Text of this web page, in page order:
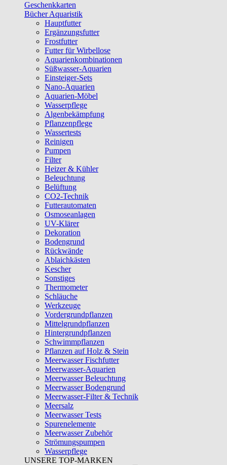
Geschenkkarten
Bücher Aquaristik
Hauptfutter
Ergänzungsfutter
Frostfutter
Futter für Wirbellose
Aquarienkombinationen
Süßwasser-Aquarien
Einsteiger-Sets
Nano-Aquarien
Aquarien-Möbel
Wasserpflege
Algenbekämpfung
Pflanzenpflege
Wassertests
Reinigen
Pumpen
Filter
Heizer & Kühler
Beleuchtung
Belüftung
CO2-Technik
Futterautomaten
Osmoseanlagen
UV-Klärer
Dekoration
Bodengrund
Rückwände
Ablaichkästen
Kescher
Sonstiges
Thermometer
Schläuche
Werkzeuge
Vordergrundpflanzen
Mittelgrundpflanzen
Hintergrundpflanzen
Schwimmpflanzen
Pflanzen auf Holz & Stein
Meerwasser Fischfutter
Meerwasser-Aquarien
Meerwasser Beleuchtung
Meerwasser Bodengrund
Meerwasser-Filter & Technik
Meersalz
Meerwasser Tests
Spurenelemente
Meerwasser Zubehör
Strömungspumpen
Wasserpflege
UNSERE TOP-MARKEN